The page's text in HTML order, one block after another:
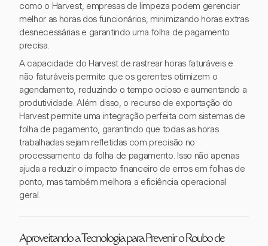
como o Harvest, empresas de limpeza podem gerenciar
melhor as horas dos funcionários, minimizando horas extras
desnecessárias e garantindo uma folha de pagamento
precisa.
A capacidade do Harvest de rastrear horas faturáveis e
não faturáveis permite que os gerentes otimizem o
agendamento, reduzindo o tempo ocioso e aumentando a
produtividade. Além disso, o recurso de exportação do
Harvest permite uma integração perfeita com sistemas de
folha de pagamento, garantindo que todas as horas
trabalhadas sejam refletidas com precisão no
processamento da folha de pagamento. Isso não apenas
ajuda a reduzir o impacto financeiro de erros em folhas de
ponto, mas também melhora a eficiência operacional
geral.
Aproveitando a Tecnologia para Prevenir o Roubo de